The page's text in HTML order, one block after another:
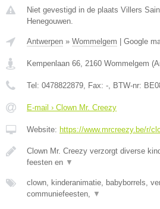
Niet gevestigd in de plaats Villers
Henegouwen.
Antwerpen » Wommelgem Google
Kempenlaan 66, 2160 Wommelgem (
Tel: 0478822879, Fax: -, BTW-nr:
E-mail › Clown Mr. Creezy
Website: https://www.mrcreezy.be/r/
Clown Mr. Creezy verzorgt diverse
feesten en ▼
clown, kinderanimatie, babyborrels,
communiefeesten, ▼